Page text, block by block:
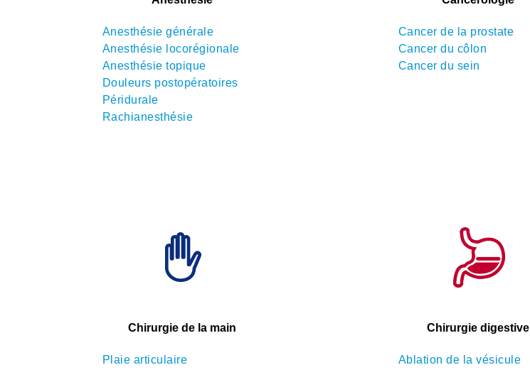
Anesthésie générale
Anesthésie locorégionale
Anesthésie topique
Douleurs postopératoires
Péridurale
Rachianesthésie
Cancer de la prostate
Cancer du côlon
Cancer du sein
Chirurgie de la main
Plaie articulaire
Chirurgie digestive
Ablation de la vésicule